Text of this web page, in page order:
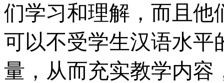
们学习和理解，而且他
可以不受学生汉语水平
量，从而充实教学内容